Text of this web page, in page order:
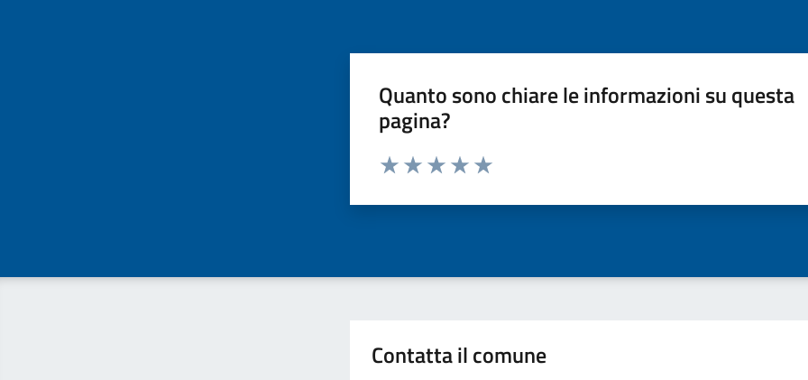
Quanto sono chiare le informazioni su questa
pagina?
Valuta da 1 a 5 stelle la pagina
Contatta il comune